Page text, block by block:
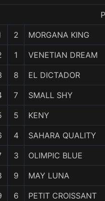
2 MORGANA KING
1 VENETIAN DREAM
8 EL DICTADOR
7 SMALL SHY
5 KENY
4 SAHARA QUALITY
3 OLIMPIC BLUE
9 MAY LUNA
6 PETIT CROISSANT